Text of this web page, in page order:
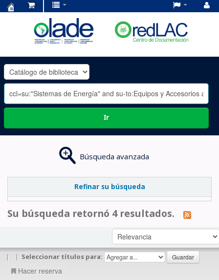
OLADE
-
Ir
Búsqueda avanzada
Refinar su búsqueda
Su búsqueda retornó 4 resultados.
| | Seleccionar títulos para:
Hacer reserva